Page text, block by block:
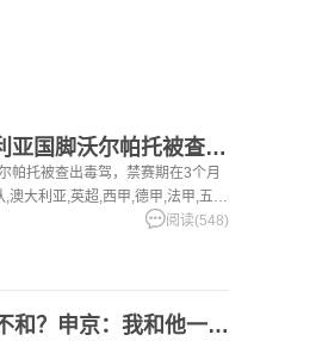
【西甲】澳媒：澳大利亚国脚沃尔帕托被查出毒驾，禁赛期在3个月
帕托被查出毒驾，禁赛期在3个月
澳大利亚,英超,西甲,德甲,法甲,五
新最新的足球，篮球体育资讯。
阅读(548)
[体育世界]与KD关系不和？申京：我和他一次架都没吵过 我们